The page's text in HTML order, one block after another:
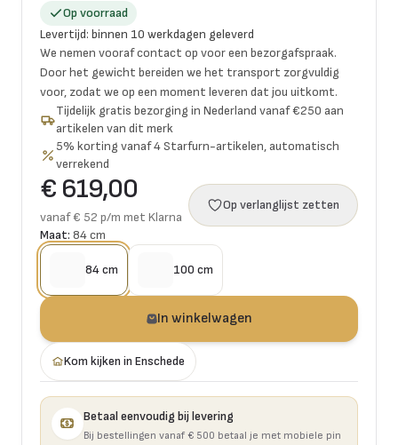
Op voorraad
Levertijd: binnen 10 werkdagen geleverd
We nemen vooraf contact op voor een bezorgafspraak.
Door het gewicht bereiden we het transport zorgvuldig
voor, zodat we op een moment leveren dat jou uitkomt.
Tijdelijk gratis bezorging in Nederland vanaf €250 aan
artikelen van dit merk
5% korting vanaf 4 Starfurn-artikelen, automatisch
verrekend
€ 619,00
vanaf € 52 p/m met Klarna
Op verlanglijst zetten
Maat: 84 cm
84 cm 100 cm
In winkelwagen
Kom kijken in Enschede
Betaal eenvoudig bij levering
Bij bestellingen vanaf € 500 betaal je met mobiele pin